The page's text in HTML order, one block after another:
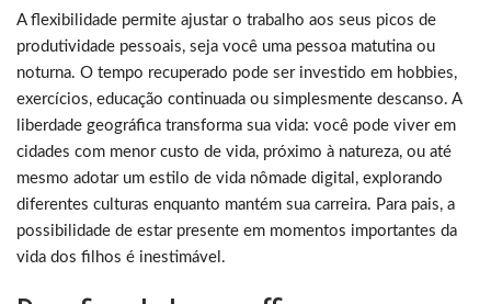
A flexibilidade permite ajustar o trabalho aos seus picos de
produtividade pessoais, seja você uma pessoa matutina ou
noturna. O tempo recuperado pode ser investido em hobbies,
exercícios, educação continuada ou simplesmente descanso. A
liberdade geográfica transforma sua vida: você pode viver em
cidades com menor custo de vida, próximo à natureza, ou até
mesmo adotar um estilo de vida nômade digital, explorando
diferentes culturas enquanto mantém sua carreira. Para pais, a
possibilidade de estar presente em momentos importantes da
vida dos filhos é inestimável.